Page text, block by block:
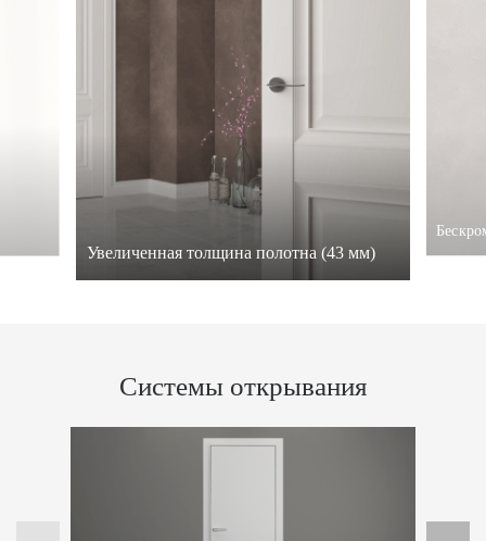
Увеличенная толщина полотна (43 мм)
Системы открывания